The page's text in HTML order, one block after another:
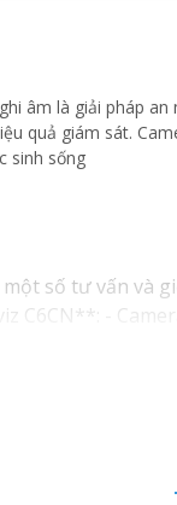
âm là giải pháp
quả giám sát.
sinh sống
số tư vấn và
C6CN**: -
thông minh. -
DS-2CD1021-
- Thiết kế vỏ
sản phẩm phù